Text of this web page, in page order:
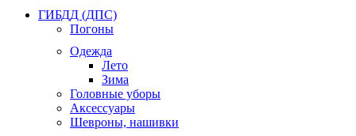
ГИБДД (ДПС)
Погоны
Одежда
Лето
Зима
Головные уборы
Аксессуары
Шевроны, нашивки